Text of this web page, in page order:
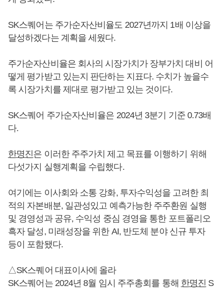
SK스퀘어는 주가순자산비율도 2027년까지 1배 이상을
달성하겠다는 계획을 세웠다.
주가순자산비율은 회사의 시장가치가 장부가치 대비 어
떻게 평가받고 있는지 판단하는 지표다. 수치가 높을수
록 시장가치를 제대로 평가받고 있는 것이다.
SK스퀘어 주가순자산비율은 2024년 3분기 기준 0.73배
다.
한명진은 이러한 주주가치 제고 목표를 이행하기 위해
다섯가지 실행계획을 수립했다.
여기에는 이사회와 소통 강화, 투자수익성을 고려한 최
적의 자본배분, 일관성있고 예측가능한 주주환원 실행
및 경영성과 공유, 수익성 중심 경영을 통한 포트폴리오
흑자 달성, 미래성장을 위한 AI, 반도체 분야 신규 투자
등이 포함됐다.
△SK스퀘어 대표이사에 올라
SK스퀘어는 2024년 8월 임시 주주총회를 통해 한명진 S